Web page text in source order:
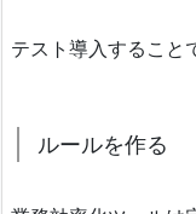
テスト導入すること
ルールを作る